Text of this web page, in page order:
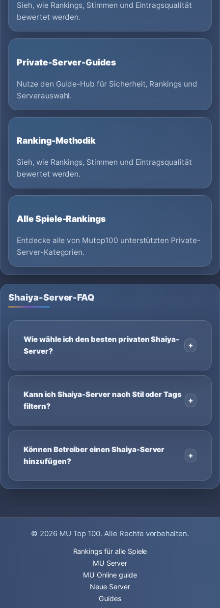
Sieh, wie Rankings, Stimmen und Eintragsqualität
bewertet werden.
Private-Server-Guides
Nutze den Guide-Hub für Sicherheit, Rankings und
Serverauswahl.
Ranking-Methodik
Sieh, wie Rankings, Stimmen und Eintragsqualität
bewertet werden.
Alle Spiele-Rankings
Entdecke alle von Mutop100 unterstützten Private-
Server-Kategorien.
Shaiya-Server-FAQ
Wie wähle ich den besten privaten Shaiya-
Server?
Kann ich Shaiya-Server nach Stil oder Tags
filtern?
Können Betreiber einen Shaiya-Server
hinzufügen?
© 2026 MU Top 100. Alle Rechte vorbehalten.
Rankings für alle Spiele
MU Server
MU Online guide
Neue Server
Guides